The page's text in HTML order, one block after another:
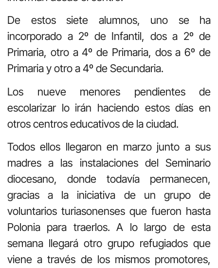
De estos siete alumnos, uno se ha
incorporado a 2º de Infantil, dos a 2º de
Primaria, otro a 4º de Primaria, dos a 6º de
Primaria y otro a 4º de Secundaria.
Los nueve menores pendientes de
escolarizar lo irán haciendo estos días en
otros centros educativos de la ciudad.
Todos ellos llegaron en marzo junto a sus
madres a las instalaciones del Seminario
diocesano, donde todavía permanecen,
gracias a la iniciativa de un grupo de
voluntarios turiasonenses que fueron hasta
Polonia para traerlos. A lo largo de esta
semana llegará otro grupo refugiados que
viene a través de los mismos promotores,